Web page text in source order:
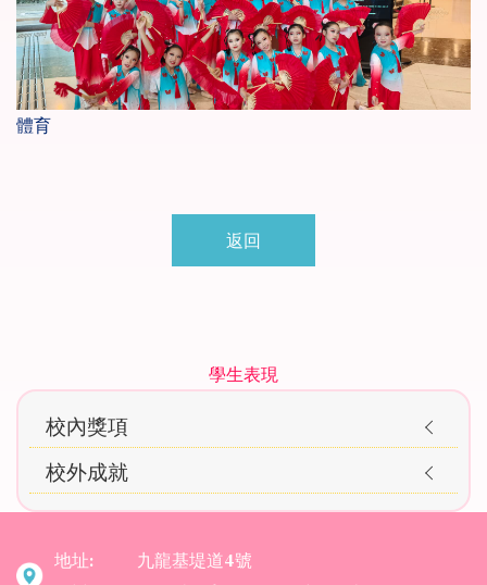
體育
返回
navigation
Awards
學生表現
校內獎項
校外成就
地址:
九龍基堤道4號